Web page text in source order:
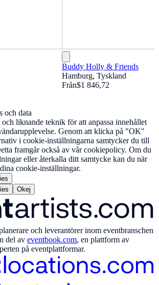
Buddy Holly & Friends
Hamburg, Tyskland
Från$1 846,72
och data
liknande teknik för att anpassa innehållet
Genom att klicka på "OK"
i cookie-inställningarna samtycker du till
framgår också av vår cookiepolicy. Om du
eller återkalla ditt samtycke kan du när
cookie-inställningar.
Okej
och leverantörer inom eventbranschen
del av eventbook.com, en plattform av
på eventplattformar.